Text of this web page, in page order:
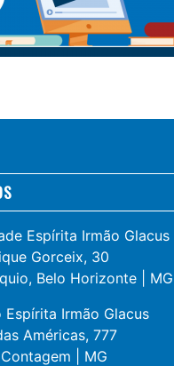
Espírita Irmão Glacus
Gorceix, 30
Belo Horizonte | MG
Espírita Irmão Glacus
Américas, 777
| MG